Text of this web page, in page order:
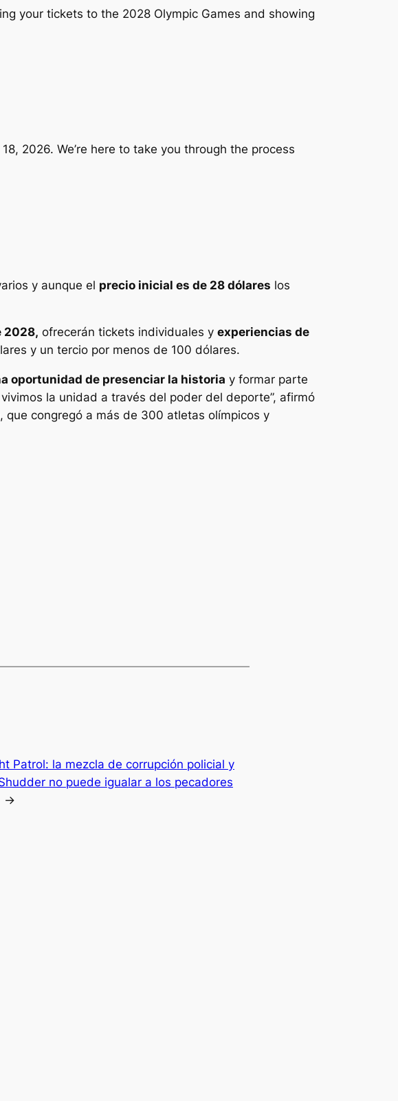
your tickets to the 2028 Olympic Games and showing
2026. We’re here to take you through the process
y aunque el precio inicial es de 28 dólares los
2028, ofrecerán tickets individuales y experiencias de
y un tercio por menos de 100 dólares.
oportunidad de presenciar la historia y formar parte
la unidad a través del poder del deporte”, afirmó
que congregó a más de 300 atletas olímpicos y
Patrol: la mezcla de corrupción policial y
no puede igualar a los pecadores
→